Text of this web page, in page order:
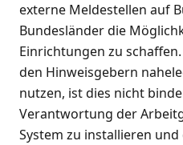
externe Meldestellen auf
Bundesländer die
Einrichtungen zu
den Hinweisgebern
nutzen, ist dies nicht
Verantwortung der
System zu installieren